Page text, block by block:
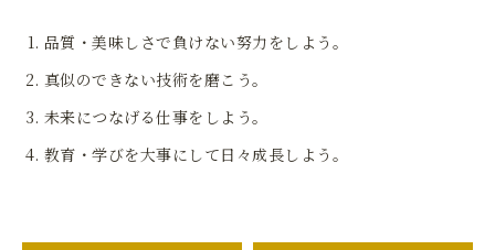
品質・美味しさで負けない努力をしよう。
真似のできない技術を磨こう。
未来につなげる仕事をしよう。
教育・学びを大事にして日々成長しよう。